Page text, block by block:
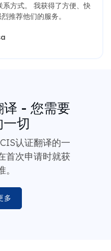
方式。 我获得了方便、快
推荐他们的服务。
译 - 您需要
切
认证翻译的一
首次申请时就获
多